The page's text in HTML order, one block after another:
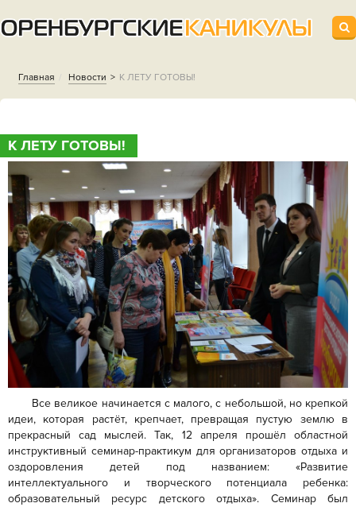
Главная Новости К ЛЕТУ ГОТОВЫ!
К ЛЕТУ ГОТОВЫ!
Все великое начинается с малого, с небольшой, но крепкой
идеи, которая растёт, крепчает, превращая пустую землю в
прекрасный сад мыслей. Так, 12 апреля прошёл областной
инструктивный семинар-практикум для организаторов отдыха и
оздоровления детей под названием: «Развитие
интеллектуального и творческого потенциала ребенка:
образовательный ресурс детского отдыха». Семинар был